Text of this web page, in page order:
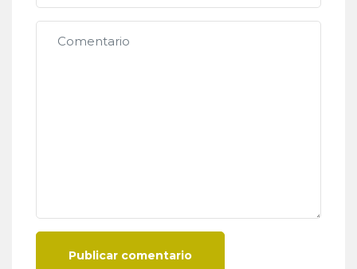
Publicar comentario